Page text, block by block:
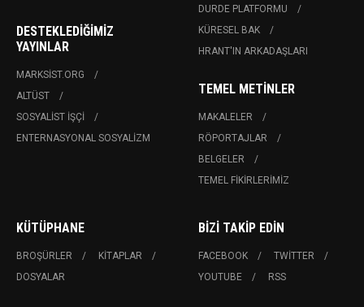
DESTEKLEDIĞIMIZ
YAYINLAR
MARKSIST.ORG
ALTÜST
SOSYALIST İŞÇI
ENTERNASYONAL SOSYALIZM
DURDE PLATFORMU
KÜRESEL BAK
HRANT'IN ARKADAŞLARI
TEMEL METINLER
MAKALELER
RÖPORTAJLAR
BELGELER
TEMEL FIKIRLERIMIZ
KÜTÜPHANE
BROŞÜRLER
KITAPLAR
DOSYALAR
BIZI TAKIP EDIN
FACEBOOK
TWITTER
YOUTUBE
RSS